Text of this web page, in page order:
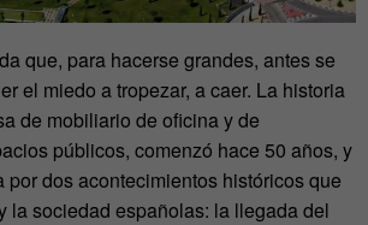
que, para hacerse grandes, antes se
el miedo a tropezar, a caer. La historia
de mobiliario de oficina y de
públicos, comenzó hace 50 años, y
por dos acontecimientos históricos que
la sociedad españolas: la llegada del